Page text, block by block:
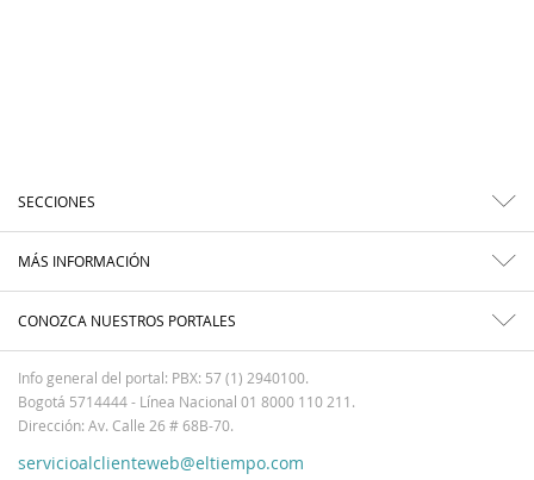
SECCIONES
MÁS INFORMACIÓN
CONOZCA NUESTROS PORTALES
Info general del portal: PBX: 57 (1) 2940100.
Bogotá 5714444 - Línea Nacional 01 8000 110 211.
Dirección: Av. Calle 26 # 68B-70.
servicioalclienteweb@eltiempo.com